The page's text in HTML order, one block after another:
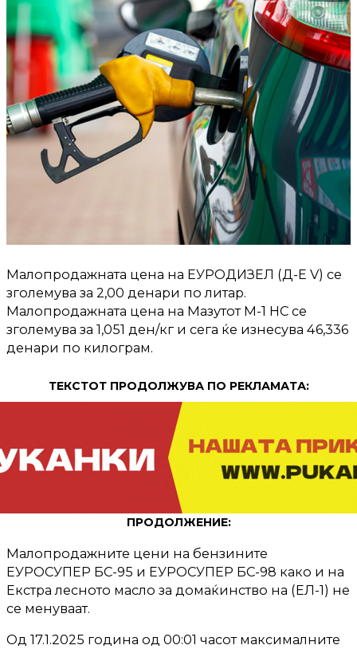
Малопродажната цена на ЕУРОДИЗЕЛ (Д-Е V) се
зголемува за 2,00 денари по литар.
Малопродажната цена на Мазутот М-1 НС се
зголемува за 1,051 ден/кг и сега ќе изнесува 46,336
денари по килограм.
ТЕКСТОТ ПРОДОЛЖУВА ПО РЕКЛАМАТА:
ПРОДОЛЖЕНИЕ:
Малопродажните цени на бензините
ЕУРОСУПЕР БС-95 и ЕУРОСУПЕР БС-98 како и на
Екстра лесното масло за домаќинство на (ЕЛ-1) не
се менуваат.
Од 17.1.2025 година од 00:01 часот максималните